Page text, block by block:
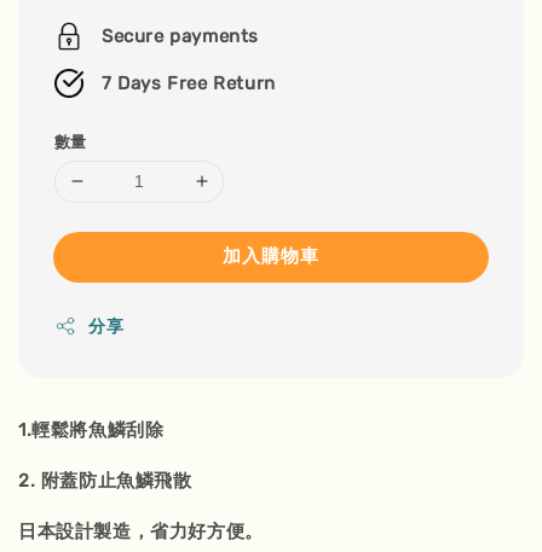
price
Secure payments
7 Days Free Return
數量
加入購物車
分享
1.輕鬆將魚鱗刮除
2. 附蓋防止魚鱗飛散
日本設計製造，省力好方便。